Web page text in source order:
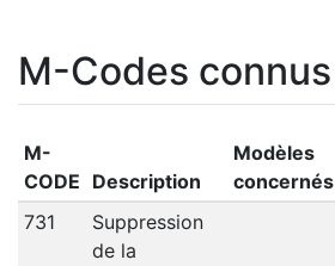
M-Codes connus
M-
CODE Description
Modèles
concernés
731
Suppression
de la